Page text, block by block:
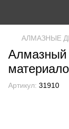
АЛМАЗНЫЕ
Алмазный
Артикул: 31910